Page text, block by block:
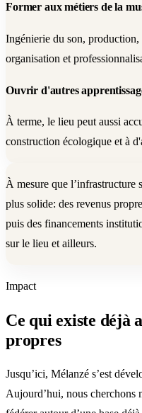
Former aux métiers de la
Ingénierie du son, production,
organisation et
Ouvrir d'autres
À terme, le lieu peut aussi
construction écologique et à
À mesure que l’infrastructure
plus solide: des revenus
puis des financements
sur le lieu et ailleurs.
Impact
Ce qui existe déjà
propres
Jusqu’ici, Mélanzé s’est
Aujourd’hui, nous cherchons